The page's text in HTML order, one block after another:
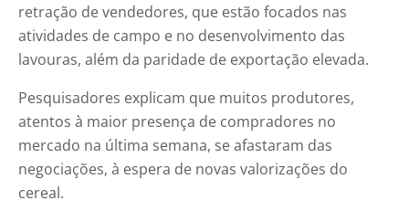
retração de vendedores, que estão focados nas
atividades de campo e no desenvolvimento das
lavouras, além da paridade de exportação elevada.
Pesquisadores explicam que muitos produtores,
atentos à maior presença de compradores no
mercado na última semana, se afastaram das
negociações, à espera de novas valorizações do
cereal.